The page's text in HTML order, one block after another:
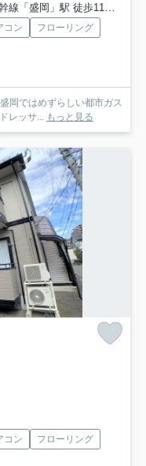
線「盛岡」駅 徒歩11分
コン
フローリング
シャンプードレッサ...
もっと見る
コン
フローリング